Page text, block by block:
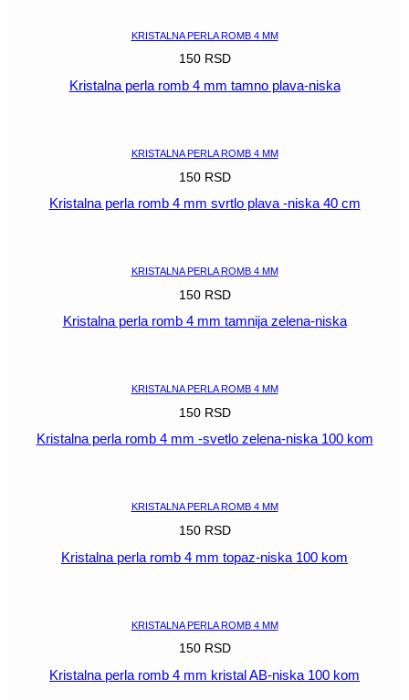
KRISTALNA PERLA ROMB 4 MM
150 RSD
Kristalna perla romb 4 mm tamno plava-niska
KRISTALNA PERLA ROMB 4 MM
150 RSD
Kristalna perla romb 4 mm svrtlo plava -niska 40 cm
KRISTALNA PERLA ROMB 4 MM
150 RSD
Kristalna perla romb 4 mm tamnija zelena-niska
KRISTALNA PERLA ROMB 4 MM
150 RSD
Kristalna perla romb 4 mm -svetlo zelena-niska 100 kom
KRISTALNA PERLA ROMB 4 MM
150 RSD
Kristalna perla romb 4 mm topaz-niska 100 kom
KRISTALNA PERLA ROMB 4 MM
150 RSD
Kristalna perla romb 4 mm kristal AB-niska 100 kom